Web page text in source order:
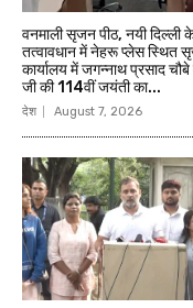
वनमाली सृजन पीठ, नयी दिल्ली
तत्वावधान में नेहरू प्लेस स्थित
कार्यालय में जगन्नाथ प्रसाद चौबे
जी की 114वीं जयंती का...
देश August 7, 2026